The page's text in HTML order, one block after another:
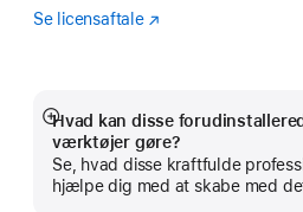
Se licensaftaleLogic
(Åbner
vindue)
Hvad kan disse
værktøjer gøre?
Se, hvad disse kraftfulde
hjælpe dig med at skabe med
Vis
mere